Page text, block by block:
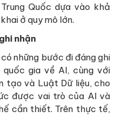
Quốc dựa vào khả
ở quy mô lớn.
nhận
những bước đi đáng ghi
quốc gia về AI, cùng với
tạo và Luật Dữ liệu, cho
được vai trò của AI và
cần thiết. Trên thực tế,